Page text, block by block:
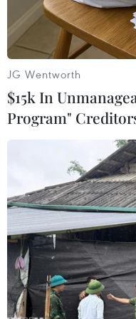
Một vườn chuối
Công ty Cổ phần
Anh Gia Lai (HNG)
JG Wentworth
$15k In
Program"